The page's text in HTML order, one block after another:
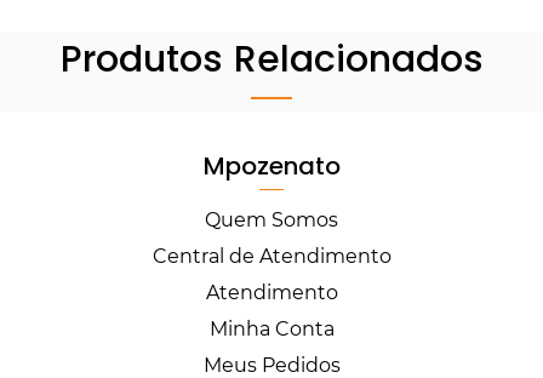
Produtos Relacionados
Mpozenato
Quem Somos
Central de Atendimento
Atendimento
Minha Conta
Meus Pedidos